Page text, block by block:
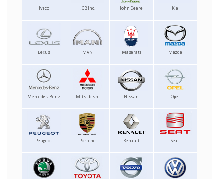
Iveco JCB Inc. John Deere Kia
Lexus MAN Maserati Mazda
Mercedes-Benz Mitsubishi Nissan Opel
Peugeot Porsche Renault Seat